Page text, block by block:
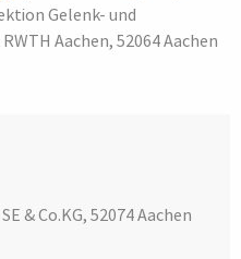
Gelenk- und
Aachen, 52064 Aachen
& Co.KG, 52074 Aachen